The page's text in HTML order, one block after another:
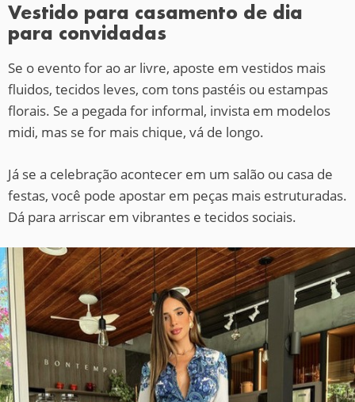
Vestido para casamento de dia
para convidadas
Se o evento for ao ar livre, aposte em vestidos mais
fluidos, tecidos leves, com tons pastéis ou estampas
florais. Se a pegada for informal, invista em modelos
midi, mas se for mais chique, vá de longo.
Já se a celebração acontecer em um salão ou casa de
festas, você pode apostar em peças mais estruturadas.
Dá para arriscar em vibrantes e tecidos sociais.